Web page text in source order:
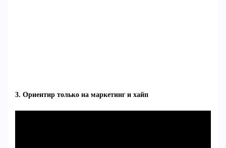
3. Ориентир только на маркетинг и хайп